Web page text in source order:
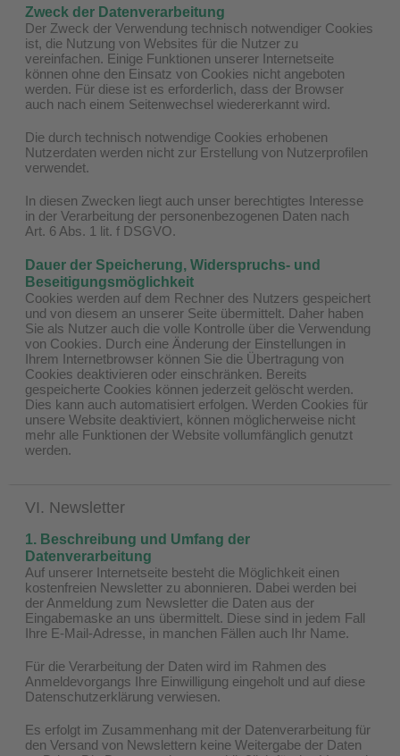
Zweck der Datenverarbeitung
Der Zweck der Verwendung technisch notwendiger Cookies
ist, die Nutzung von Websites für die Nutzer zu
vereinfachen. Einige Funktionen unserer Internetseite
können ohne den Einsatz von Cookies nicht angeboten
werden. Für diese ist es erforderlich, dass der Browser
auch nach einem Seitenwechsel wiedererkannt wird.
Die durch technisch notwendige Cookies erhobenen
Nutzerdaten werden nicht zur Erstellung von Nutzerprofilen
verwendet.
In diesen Zwecken liegt auch unser berechtigtes Interesse
in der Verarbeitung der personenbezogenen Daten nach
Art. 6 Abs. 1 lit. f DSGVO.
Dauer der Speicherung, Widerspruchs- und
Beseitigungsmöglichkeit
Cookies werden auf dem Rechner des Nutzers gespeichert
und von diesem an unserer Seite übermittelt. Daher haben
Sie als Nutzer auch die volle Kontrolle über die Verwendung
von Cookies. Durch eine Änderung der Einstellungen in
Ihrem Internetbrowser können Sie die Übertragung von
Cookies deaktivieren oder einschränken. Bereits
gespeicherte Cookies können jederzeit gelöscht werden.
Dies kann auch automatisiert erfolgen. Werden Cookies für
unsere Website deaktiviert, können möglicherweise nicht
mehr alle Funktionen der Website vollumfänglich genutzt
werden.
VI. Newsletter
1. Beschreibung und Umfang der
Datenverarbeitung
Auf unserer Internetseite besteht die Möglichkeit einen
kostenfreien Newsletter zu abonnieren. Dabei werden bei
der Anmeldung zum Newsletter die Daten aus der
Eingabemaske an uns übermittelt. Diese sind in jedem Fall
Ihre E-Mail-Adresse, in manchen Fällen auch Ihr Name.
Für die Verarbeitung der Daten wird im Rahmen des
Anmeldevorgangs Ihre Einwilligung eingeholt und auf diese
Datenschutzerklärung verwiesen.
Es erfolgt im Zusammenhang mit der Datenverarbeitung für
den Versand von Newslettern keine Weitergabe der Daten